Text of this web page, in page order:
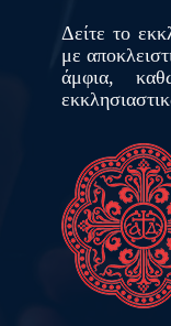
Δείτε το
με
άμφια,